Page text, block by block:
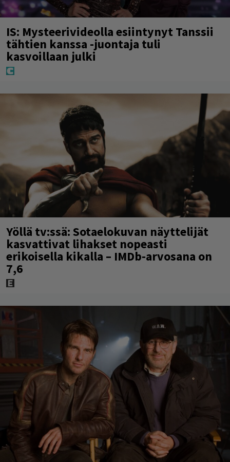
IS: Mysteerivideolla esiintynyt Tanssii
tähtien kanssa -juontaja tuli
kasvoillaan julki
Yöllä tv:ssä: Sotaelokuvan näyttelijät
kasvattivat lihakset nopeasti
erikoisella kikalla – IMDb-arvosana on
7,6